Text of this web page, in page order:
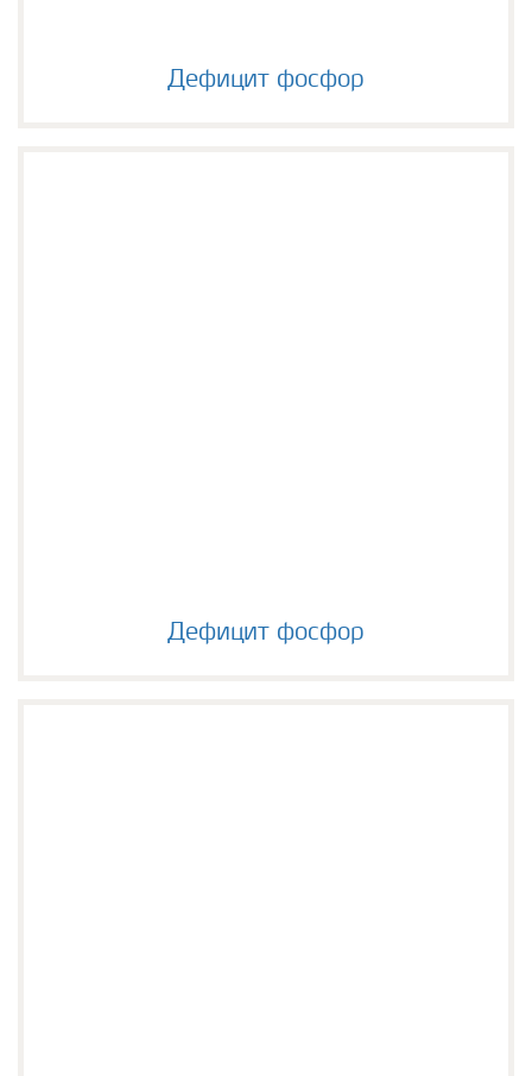
Дефицит фосфор
Дефицит фосфор
Дефицит фосфор
Дефицит фосфор